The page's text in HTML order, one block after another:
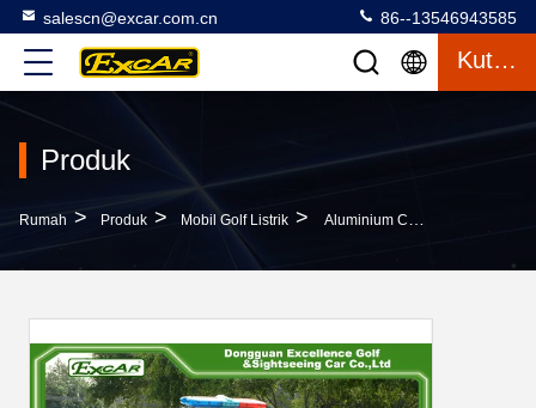
salescn@excar.com.cn 86--13546943585
Kutipan
Produk
Rumah > Produk > Mobil Golf Listrik > Aluminium Chassis Electric Golf Cart Mobil Polisi Dengan 5 Seaters